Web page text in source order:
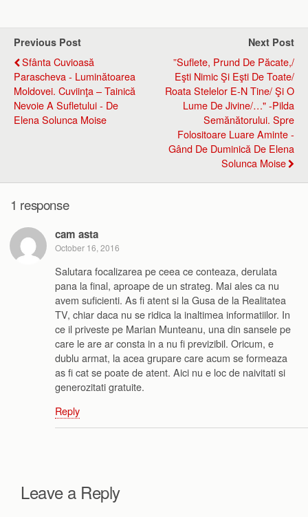
Previous Post
Sfânta Cuvioasă
Parascheva - Luminătoarea
Moldovei. Cuviinţa – Tainică
Nevoie A Sufletului - De
Elena Solunca Moise
Next Post
”Suflete, Prund De Păcate,/
Eşti Nimic Şi Eşti De Toate/
Roata Stelelor E-N Tine/ Şi O
Lume De Jivine/…" -Pilda
Semănătorului. Spre
Folositoare Luare Aminte -
Gând De Duminică De Elena
Solunca Moise
1 response
cam asta
October 16, 2016
Salutara focalizarea pe ceea ce conteaza, derulata
pana la final, aproape de un strateg. Mai ales ca nu
avem suficienti. As fi atent si la Gusa de la Realitatea
TV, chiar daca nu se ridica la inaltimea informatiilor. In
ce il priveste pe Marian Munteanu, una din sansele pe
care le are ar consta in a nu fi previzibil. Oricum, e
dublu armat, la acea grupare care acum se formeaza
as fi cat se poate de atent. Aici nu e loc de naivitati si
generozitati gratuite.
Reply
Leave a Reply